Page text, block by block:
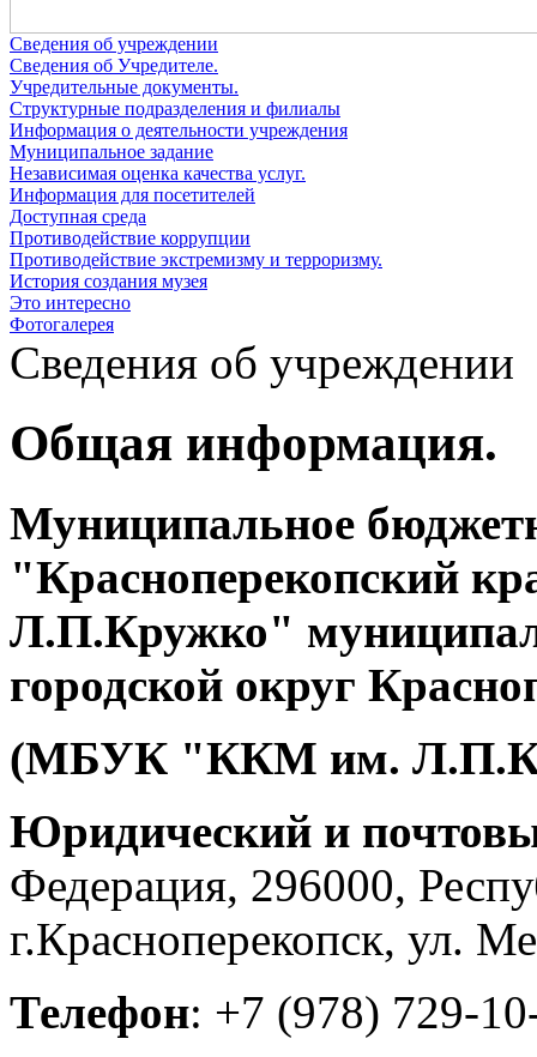
Сведения об учреждении
Сведения об Учредителе.
Учредительные документы.
Структурные подразделения и филиалы
Информация о деятельности учреждения
Муниципальное задание
Независимая оценка качества услуг.
Информация для посетителей
Доступная среда
Противодействие коррупции
Противодействие экстремизму и терроризму.
История создания музея
Это интересно
Фотогалерея
Сведения об учреждении
Общая информация.
Муниципальное
"Красноперекопский
Л.П.Кружко"
городской округ
(МБУК "ККМ им.
Юридический и
Федерация, 296000,
г.Красноперекопск, ул.
Телефон: +7 (978) 729-